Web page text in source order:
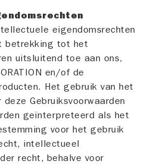
eigendomsrechten
betrekking tot het
uitsluitend toe aan ons,
en/of de
Het gebruik van het
Gebruiksvoorwaarden
geïnterpreteerd als het
voor het gebruik
intellectueel
recht, behalve voor